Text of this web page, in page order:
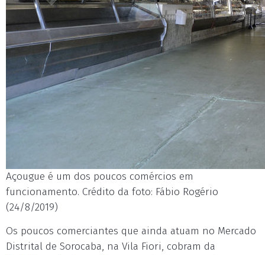
Açougue é um dos poucos comércios em
funcionamento. Crédito da foto: Fábio Rogério
(24/8/2019)
Os poucos comerciantes que ainda atuam no Mercado
Distrital de Sorocaba, na Vila Fiori, cobram da